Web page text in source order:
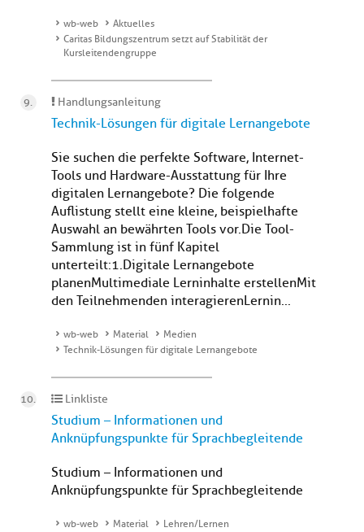
wb-web
Aktuelles
Caritas Bildungszentrum setzt auf Stabilität der
Kursleitendengruppe
Handlungsanleitung
Technik-Lösungen für digitale Lernangebote
Sie suchen die perfekte Software, Internet-
Tools und Hardware-Ausstattung für Ihre
digitalen Lernangebote? Die folgende
Auflistung stellt eine kleine, beispielhafte
Auswahl an bewährten Tools vor.Die Tool-
Sammlung ist in fünf Kapitel
unterteilt:1.Digitale Lernangebote
planenMultimediale Lerninhalte erstellenMit
den Teilnehmenden interagierenLernin...
wb-web Material
Medien
Technik-Lösungen für digitale Lernangebote
Linkliste
Studium – Informationen und
Anknüpfungspunkte für Sprachbegleitende
Studium – Informationen und
Anknüpfungspunkte für Sprachbegleitende
wb-web Material
Lehren/Lernen